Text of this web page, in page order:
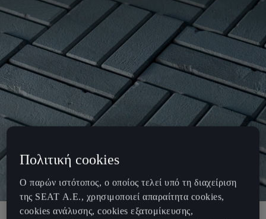
Πολιτική cookies
Ο παρών ιστότοπος, ο οποίος τελεί υπό τη διαχείριση
της SEAT Α.Ε., χρησιμοποιεί απαραίτητα cookies,
cookies ανάλυσης, cookies εξατομίκευσης,